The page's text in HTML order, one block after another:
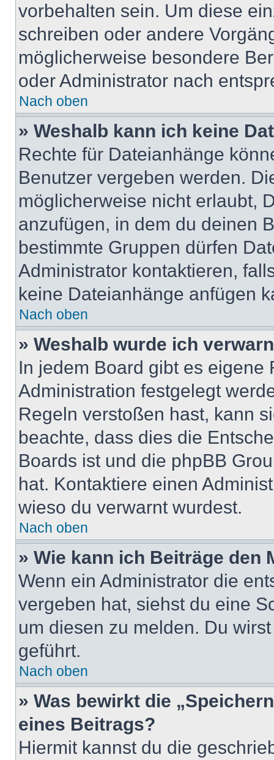
vorbehalten sein. Um diese
schreiben oder andere
möglicherweise besondere
oder Administrator nach
Nach oben
» Weshalb kann ich keine
Rechte für Dateianhänge
Benutzer vergeben werden.
möglicherweise nicht erlaubt,
anzufügen, in dem du deinen
bestimmte Gruppen dürfen
Administrator kontaktieren,
keine Dateianhänge anfügen
Nach oben
» Weshalb wurde ich
In jedem Board gibt es
Administration festgelegt
Regeln verstoßen hast, kann
beachte, dass dies die
Boards ist und die phpBB
hat. Kontaktiere einen
wieso du verwarnt wurdest.
Nach oben
» Wie kann ich Beiträge den
Wenn ein Administrator die
vergeben hat, siehst du eine
um diesen zu melden. Du
geführt.
Nach oben
» Was bewirkt die
eines Beitrags?
Hiermit kannst du die